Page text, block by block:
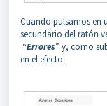
Cuando pulsamos en
secundario del ratón
“Errores” y, como
en el efecto: